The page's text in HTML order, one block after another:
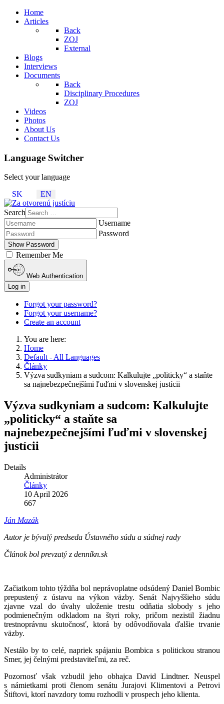
Home
Articles
Back
ZOJ
External
Blogs
Interviews
Documents
Back
Disciplinary Procedures
ZOJ
Videos
Photos
About Us
Contact Us
Language Switcher
Select your language
SK
EN
Search
Username
Password
Show Password
Remember Me
Web Authentication
Log in
Forgot your password?
Forgot your username?
Create an account
You are here:
Home
Default - All Languages
Články
Výzva sudkyniam a sudcom: Kalkulujte „politicky“ a staňte
sa najnebezpečnejšími ľuďmi v slovenskej justícii
Výzva sudkyniam a sudcom: Kalkulujte
„politicky“ a staňte sa
najnebezpečnejšími ľuďmi v slovenskej
justícii
Details
Administrátor
Články
10 April 2026
667
Ján Mazák
Autor je bývalý predseda Ústavného súdu a súdnej rady
Článok bol prevzatý z denníkn.sk
Začiatkom tohto týždňa bol neprávoplatne odsúdený Daniel Bombic
prepustený z ústavu na výkon väzby. Senát Najvyššieho súdu
zjavne vzal do úvahy uloženie trestu odňatia slobody s jeho
podmienečným odkladom na štyri roky, pričom nezistil žiadnu
trestnoprávnu skutočnosť, ktorá by odôvodňovala ďalšie trvanie
väzby.
Nestálo by to celé, napriek spájaniu Bombica s politickou stranou
Smer, jej čelnými predstaviteľmi, za reč.
Pozornosť však vzbudil jeho obhajca David Lindtner. Neuspel
s námietkami proti členom senátu Jurajovi Klimentovi a Petrovi
Štiftovi, ktorí navzdory tomu rozhodli v prospech jeho klienta.